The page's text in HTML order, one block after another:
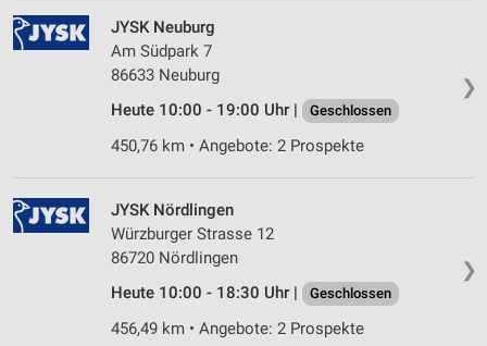
❯
JYSK Neuburg
Am Südpark 7
86633 Neuburg
Heute 10:00 - 19:00 Uhr |
Geschlossen
450,76 km • Angebote: 2 Prospekte
❯
JYSK Nördlingen
Würzburger Strasse 12
86720 Nördlingen
Heute 10:00 - 18:30 Uhr |
Geschlossen
456,49 km • Angebote: 2 Prospekte